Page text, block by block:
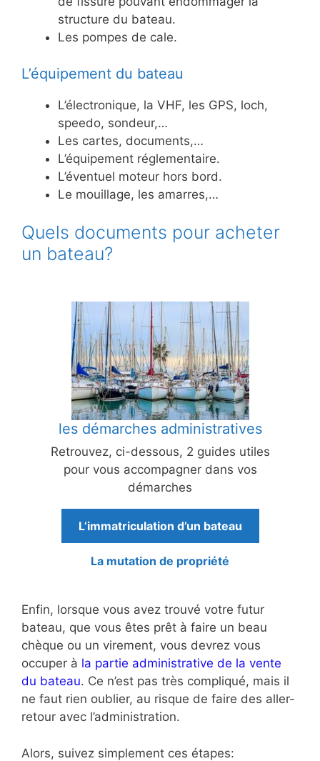
structure du bateau.
Les pompes de cale.
L’équipement du bateau
L’électronique, la VHF, les GPS, loch,
speedo, sondeur,…
Les cartes, documents,…
L’équipement réglementaire.
L’éventuel moteur hors bord.
Le mouillage, les amarres,…
Quels documents pour acheter
un bateau?
les démarches administratives
Retrouvez, ci-dessous, 2 guides utiles
pour vous accompagner dans vos
démarches
L’immatriculation d’un bateau
La mutation de propriété
Enfin, lorsque vous avez trouvé votre futur
bateau, que vous êtes prêt à faire un beau
chèque ou un virement, vous devrez vous
occuper à la partie administrative de la vente
du bateau. Ce n’est pas très compliqué, mais il
ne faut rien oublier, au risque de faire des aller-
retour avec l’administration.
Alors, suivez simplement ces étapes: